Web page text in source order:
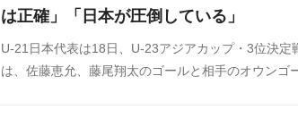
は正確」「日本が圧倒している」
U-21日本代表は18日、U-23アジアカップ・3位決
は、佐藤恵允、藤尾翔太のゴールと相手のオウンゴ